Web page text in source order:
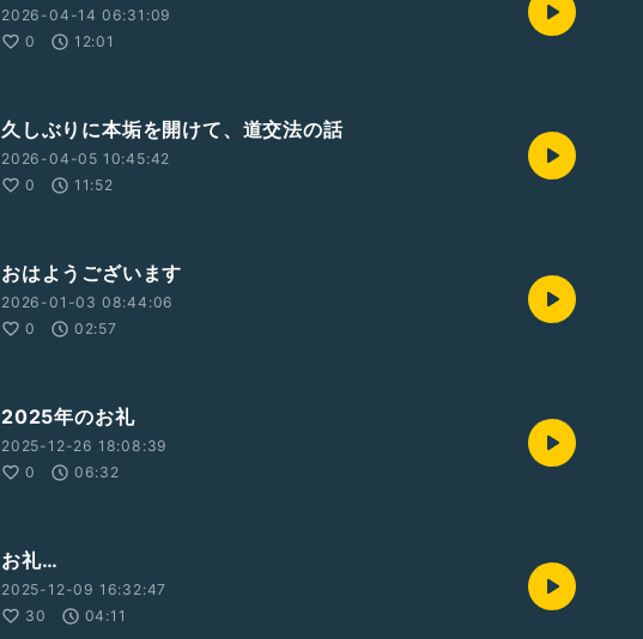
2026-04-14 06:31:09
0
12:01
久しぶりに本垢を開けて、道交法の話
2026-04-05 10:45:42
0
11:52
おはようございます
2026-01-03 08:44:06
0
02:57
2025年のお礼
2025-12-26 18:08:39
0
06:32
お礼…
2025-12-09 16:32:47
30
04:11